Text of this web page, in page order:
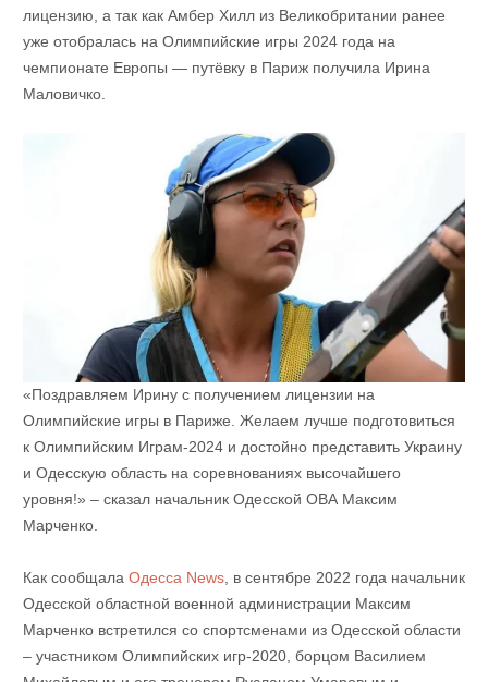
лицензию, а так как Амбер Хилл из Великобритании ранее
уже отобралась на Олимпийские игры 2024 года на
чемпионате Европы — путёвку в Париж получила Ирина
Маловичко.
«Поздравляем Ирину с получением лицензии на
Олимпийские игры в Париже. Желаем лучше подготовиться
к Олимпийским Играм-2024 и достойно представить Украину
и Одесскую область на соревнованиях высочайшего
уровня!» – сказал начальник Одесской ОВА Максим
Марченко.
Как сообщала Одесса News, в сентябре 2022 года начальник
Одесской областной военной администрации Максим
Марченко встретился со спортсменами из Одесской области
– участником Олимпийских игр-2020, борцом Василием